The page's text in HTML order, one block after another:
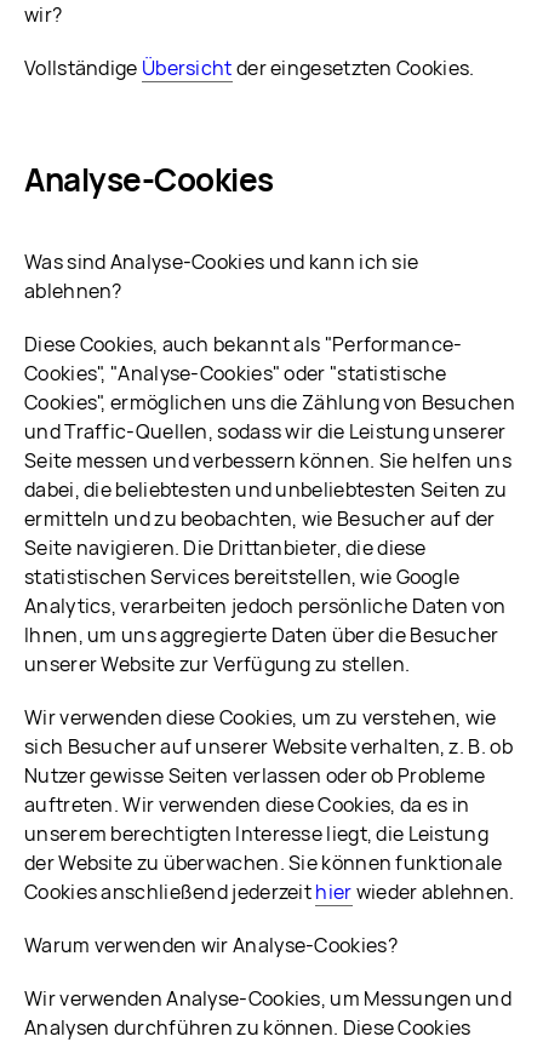
wir?
Vollständige Übersichtder eingesetzten Cookies.
Analyse-Cookies
Was sind Analyse-Cookies und kann ich sie
ablehnen?
Diese Cookies, auch bekannt als "Performance-
Cookies", "Analyse-Cookies" oder "statistische
Cookies", ermöglichen uns die Zählung von Besuchen
und Traffic-Quellen, sodass wir die Leistung unserer
Seite messen und verbessern können. Sie helfen uns
dabei, die beliebtesten und unbeliebtesten Seiten zu
ermitteln und zu beobachten, wie Besucher auf der
Seite navigieren. Die Drittanbieter, die diese
statistischen Services bereitstellen, wie Google
Analytics, verarbeiten jedoch persönliche Daten von
Ihnen, um uns aggregierte Daten über die Besucher
unserer Website zur Verfügung zu stellen.
Wir verwenden diese Cookies, um zu verstehen, wie
sich Besucher auf unserer Website verhalten, z. B. ob
Nutzer gewisse Seiten verlassen oder ob Probleme
auftreten. Wir verwenden diese Cookies, da es in
unserem berechtigten Interesse liegt, die Leistung
der Website zu überwachen. Sie können funktionale
Cookies anschließend jederzeithierwieder ablehnen.
Warum verwenden wir Analyse-Cookies?
Wir verwenden Analyse-Cookies, um Messungen und
Analysen durchführen zu können. Diese Cookies